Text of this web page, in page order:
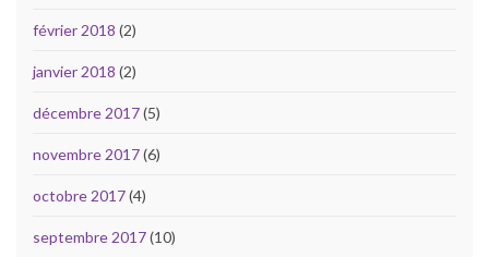
février 2018 (2)
janvier 2018 (2)
décembre 2017(5)
novembre 2017(6)
octobre 2017(4)
septembre 2017(10)